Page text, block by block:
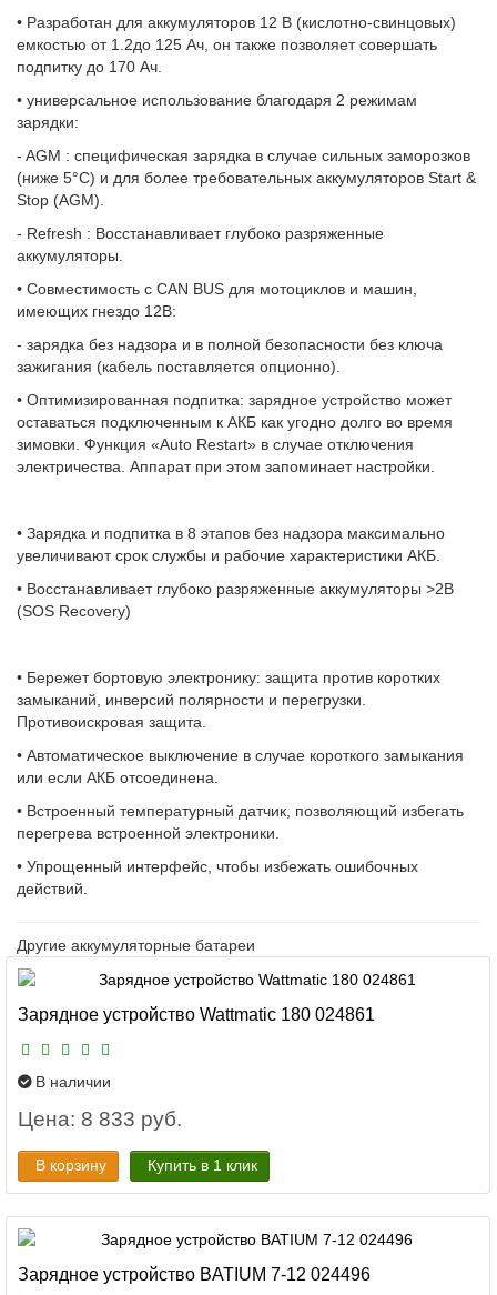
• Разработан для аккумуляторов 12 В (кислотно-свинцовых)
емкостью от 1.2до 125 Aч, он также позволяет совершать
подпитку до 170 Aч.
• универсальное использование благодаря 2 режимам
зарядки:
- AGM : специфическая зарядка в случае сильных заморозков
(ниже 5°C) и для более требовательных аккумуляторов Start &
Stop (AGM).
- Refresh : Восстанавливает глубоко разряженные
аккумуляторы.
• Совместимость с CAN BUS для мотоциклов и машин,
имеющих гнездо 12В:
- зарядка без надзора и в полной безопасности без ключа
зажигания (кабель поставляется опционно).
• Оптимизированная подпитка: зарядное устройство может
оставаться подключенным к АКБ как угодно долго во время
зимовки. Функция «Auto Restart» в случае отключения
электричества. Аппарат при этом запоминает настройки.
• Зарядка и подпитка в 8 этапов без надзора максимально
увеличивают срок службы и рабочие характеристики АКБ.
• Восстанавливает глубоко разряженные аккумуляторы >2В
(SOS Recovery)
• Бережет бортовую электронику: защита против коротких
замыканий, инверсий полярности и перегрузки.
Противоискровая защита.
• Автоматическое выключение в случае короткого замыкания
или если АКБ отсоединена.
• Встроенный температурный датчик, позволяющий избегать
перегрева встроенной электроники.
• Упрощенный интерфейс, чтобы избежать ошибочных
действий.
Другие аккумуляторные батареи
Зарядное устройство Wattmatic 180 024861
В наличии
Цена: 8 833 руб.
В корзину Купить в 1 клик
Зарядное устройство BATIUM 7-12 024496